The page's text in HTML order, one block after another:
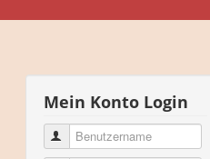
Mein Konto Login
Benutzername